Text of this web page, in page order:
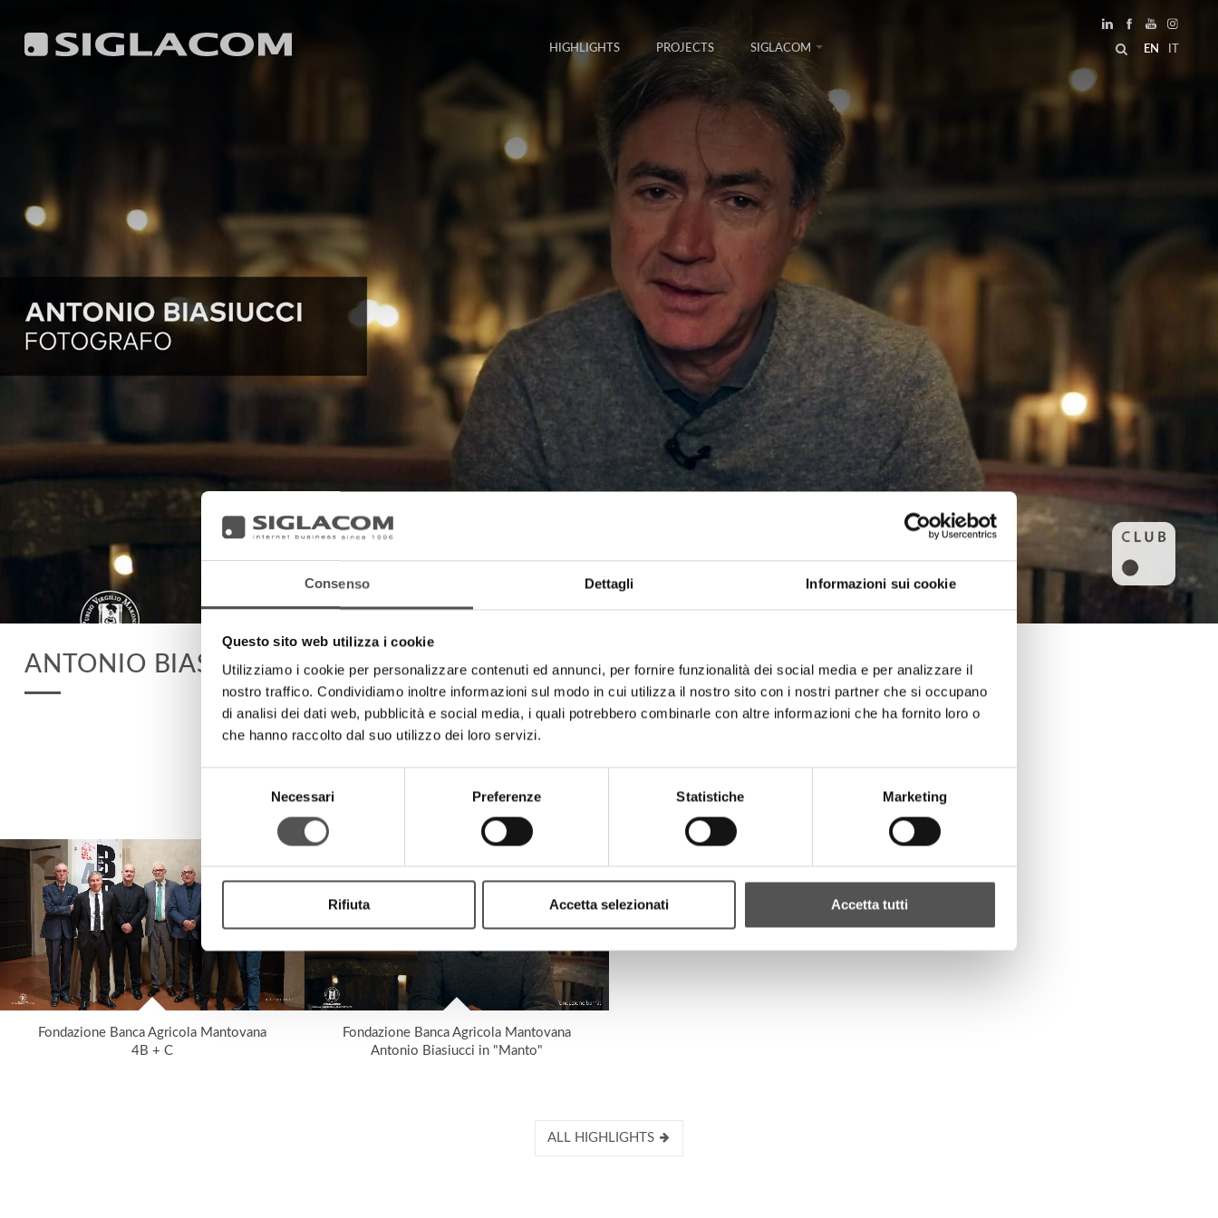
Consenso Dettagli Informazioni sui cookie
Questo sito web utilizza i cookie
Utilizziamo i cookie per personalizzare contenuti ed annunci, per fornire funzionalità dei social media e per analizzare il
nostro traffico. Condividiamo inoltre informazioni sul modo in cui utilizza il nostro sito con i nostri partner che si occupano
di analisi dei dati web, pubblicità e social media, i quali potrebbero combinarle con altre informazioni che ha fornito loro o
che hanno raccolto dal suo utilizzo dei loro servizi.
Necessari Preferenze Statistiche Marketing
Rifiuta Accetta selezionati Accetta tutti
EN
HIGHLIGHTS PROJECTS SIGLACOM
ANTONIO BIASIUCCI
HIGHLIGHTS
Fondazione Banca Agricola Mantovana
4B + C
Fondazione Banca Agricola Mantovana
Antonio Biasiucci in "Manto"
ALL HIGHLIGHTS